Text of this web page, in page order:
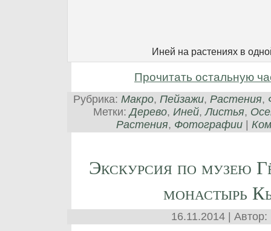
Иней на растениях в
Прочитать остальную
Рубрика: Макро, Пейзажи, Растения,
Метки:Дерево, Иней,Листья,
Растения, Фотографии
Экскурсия по музею
монастырь
16.11.2014 | Автор: